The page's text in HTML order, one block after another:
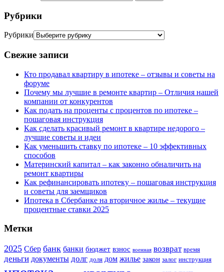
Рубрики
Рубрики
Свежие записи
Кто продавал квартиру в ипотеке – отзывы и советы на
форуме
Почему мы лучшие в ремонте квартир – Отличия нашей
компании от конкурентов
Как подать на проценты с процентов по ипотеке –
пошаговая инструкция
Как сделать красивый ремонт в квартире недорого –
лучшие советы и идеи
Как уменьшить ставку по ипотеке – 10 эффективных
способов
Материнский капитал – как законно обналичить на
ремонт квартиры
Как рефинансировать ипотеку – пошаговая инструкция
и советы для заемщиков
Ипотека в Сбербанке на вторичное жилье – текущие
процентные ставки 2025
Метки
2025 Сбер банк банки бюджет взнос военная возврат время
деньги документы долг доля дом жилье закон залог инструкция